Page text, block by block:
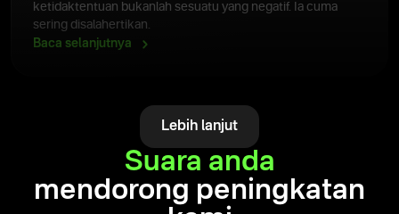
ketidaktentuan bukanlah sesuatu yang negatif. Ia cuma
sering disalahertikan.
Baca selanjutnya
Lebih lanjut
Suara anda
mendorong peningkatan